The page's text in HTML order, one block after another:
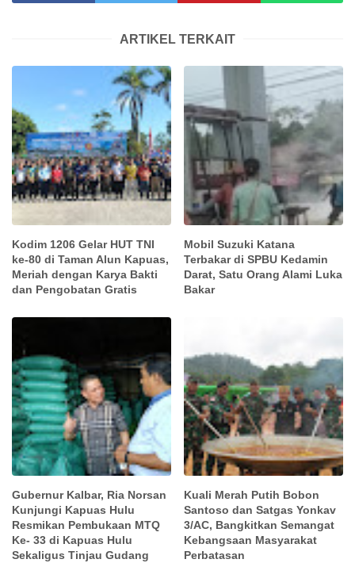
ARTIKEL TERKAIT
Kodim 1206 Gelar HUT TNI
ke-80 di Taman Alun Kapuas,
Meriah dengan Karya Bakti
dan Pengobatan Gratis
Mobil Suzuki Katana
Terbakar di SPBU Kedamin
Darat, Satu Orang Alami Luka
Bakar
Gubernur Kalbar, Ria Norsan
Kunjungi Kapuas Hulu
Resmikan Pembukaan MTQ
Ke- 33 di Kapuas Hulu
Sekaligus Tinjau Gudang
Kuali Merah Putih Bobon
Santoso dan Satgas Yonkav
3/AC, Bangkitkan Semangat
Kebangsaan Masyarakat
Perbatasan